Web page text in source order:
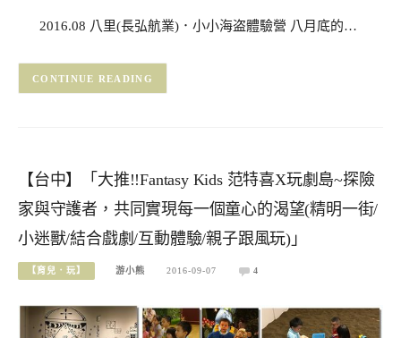
2016.08 八里(長弘航業)．小小海盗體驗營 八月底的…
CONTINUE READING
【台中】「大推!!Fantasy Kids 范特喜X玩劇島~探險
家與守護者，共同實現每一個童心的渴望(精明一街/
小迷獸/結合戲劇/互動體驗/親子跟風玩)」
【育兒．玩】 游小熊 2016-09-07 4